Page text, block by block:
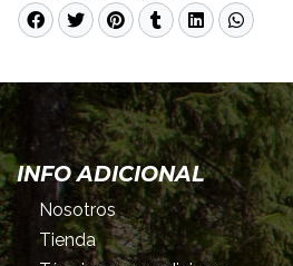
INFO ADICIONAL
Nosotros
Tienda